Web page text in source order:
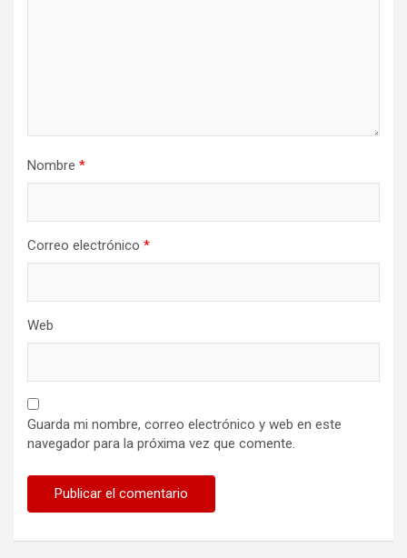
Nombre *
Correo electrónico *
Web
Guarda mi nombre, correo electrónico y web en este
navegador para la próxima vez que comente.